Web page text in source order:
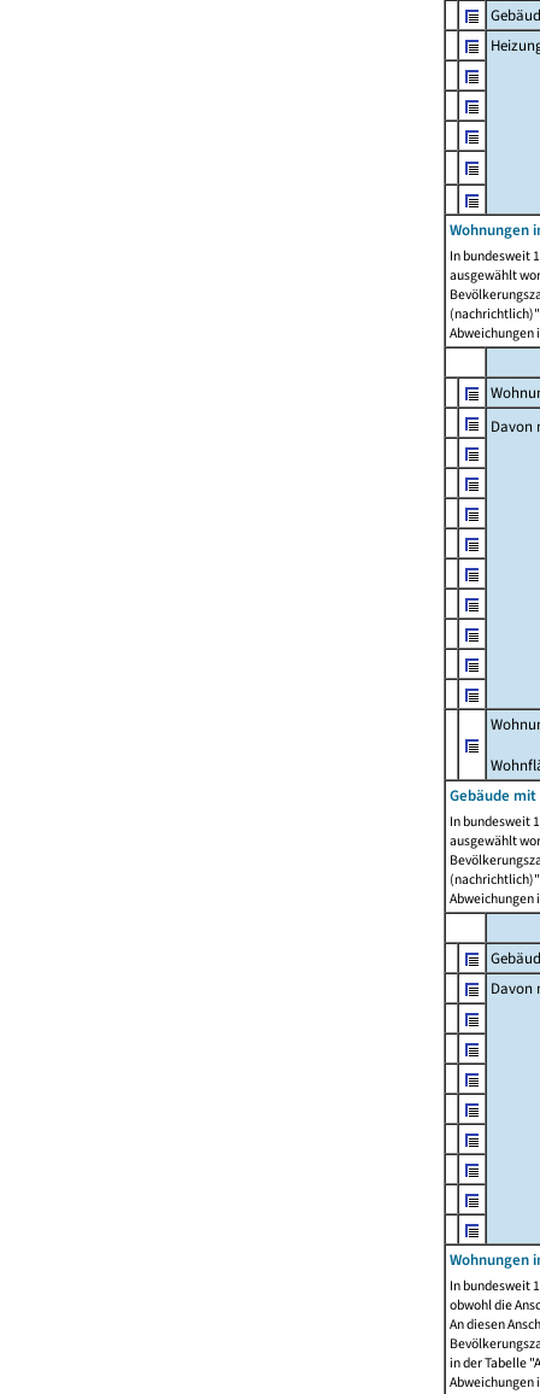
Wohnungen
In bundesweit
ausgewählt
Abweichungen
Davon
Gebäude
In bundesweit
ausgewählt
Abweichungen
Davon
Wohnungen
In bundesweit
obwohl die
An diesen
in der Tabelle
Abweichungen